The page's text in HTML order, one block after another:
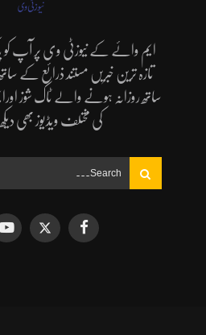
ایم وائے کے نیوزٹی وی پر آپ کو
تازہ ترین خبریں مستند ذرائع کے
ساتھ روزانہ ہونے والے ٹاک شوز
کی مختلف ویڈیوز بھی